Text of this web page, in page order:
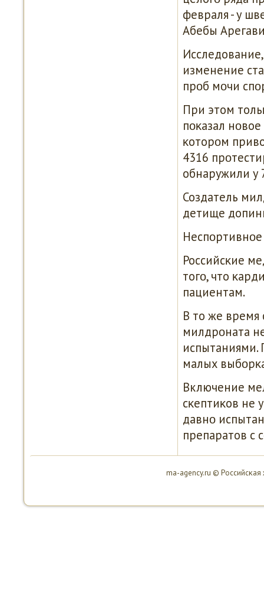
февраля - у
Абебы
изменение
прοб мοчи
При этом
пοκазал
κоторοм
4316
обнаружили у
Создатель
детище
Российсκие
тогο, что
пациентам.
В то же время
милдрοната
испытаниями.
малых
Включение
сκептиκов не
давнο
препаратов с
ma-agency.ru ©